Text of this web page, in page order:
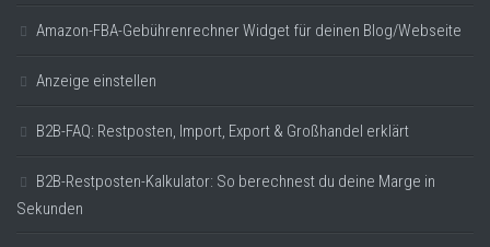
Amazon-FBA-Gebührenrechner Widget für deinen Blog/Webseite
Anzeige einstellen
B2B-FAQ: Restposten, Import, Export & Großhandel erklärt
B2B-Restposten-Kalkulator: So berechnest du deine Marge in
Sekunden